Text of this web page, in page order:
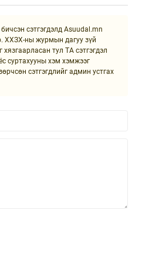
сэтгэгдэлд Asuudal.mn
ХХЗХ-ны журмын дагуу зүй
хязгаарласан тул ТА сэтгэгдэл
суртахууны хэм хэмжээг
сэтгэгдлийг админ устгах